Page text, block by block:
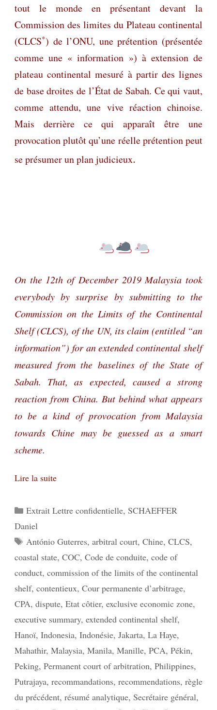
tout le monde en présentant devant la
Commission des limites du Plateau continental
(CLCS*) de l’ONU, une prétention (présentée
comme une « information ») à extension de
plateau continental mesuré à partir des lignes
de base droites de l’État de Sabah. Ce qui vaut,
comme attendu, une vive réaction chinoise.
Mais derrière ce qui apparaît être une
provocation plutôt qu’une réelle prétention peut
se présumer un plan judicieux.
On the 12th of December 2019 Malaysia took
everybody by surprise by submitting to the
Commission on the Limits of the Continental
Shelf (CLCS), of the UN, its claim (entitled “an
information”) for an extended continental shelf
measured from the baselines of the State of
Sabah. That, as expected, caused a strong
reaction from China. But behind what appears
to be a kind of provocation from Malaysia
towards Chine may be guessed as a smart
scheme.
Lire la suite
Catégories
Extrait Lettre confidentielle, SCHAEFFER
Daniel
Étiquettes
António Guterres, arbitral court, Chine, CLCS,
coastal state, COC, Code de conduite, code of
conduct, commission of the limits of the continental
shelf, contentieux, Cour permanente d’arbitrage,
CPA, dispute, Etat côtier, exclusive economic zone,
executive summary, extended continental shelf,
Hanoï, Indonesia, Indonésie, Jakarta, La Haye,
Mahathir, Malaysia, Manila, Manille, PCA, Pékin,
Peking, Permanent court of arbitration, Philippines,
Putrajaya, recommandations, recommendations, règle
du précédent, résumé analytique, Secrétaire général,